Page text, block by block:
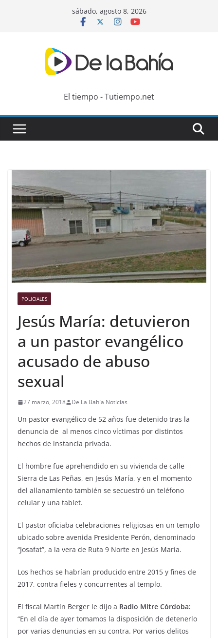
sábado, agosto 8, 2026
El tiempo - Tutiempo.net
POLICIALES
Jesús María: detuvieron
a un pastor evangélico
acusado de abuso
sexual
27 marzo, 2018 De La Bahía Noticias
Un pastor evangélico de 52 años fue detenido tras la
denuncia de al menos cinco víctimas por distintos
hechos de instancia privada.
El hombre fue aprehendido en su vivienda de calle
Sierra de Las Peñas, en Jesús María, y en el momento
del allanamiento también se secuestró un teléfono
celular y una tablet.
El pastor oficiaba celebraciones religiosas en un templo
ubicado sobre avenida Presidente Perón, denominado
“Josafat”, a la vera de Ruta 9 Norte en Jesús María.
Los hechos se habrían producido entre 2015 y fines de
2017, contra fieles y concurrentes al templo.
El fiscal Martín Berger le dijo a Radio Mitre Córdoba:
“En el día de ayer tomamos la disposición de detenerlo
por varias denuncias en su contra. Por varios delitos